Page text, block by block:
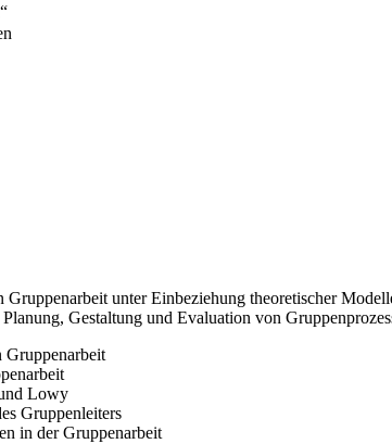
unter Einbeziehung theoretischer
Gestaltung und Evaluation von
Gruppenarbeit
Lowy
Gruppenleiters
in der Gruppenarbeit